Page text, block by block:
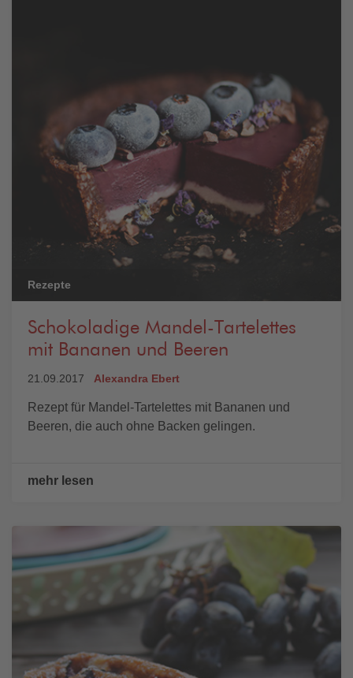
Rezepte
Schokoladige Mandel-Tartelettes
mit Bananen und Beeren
21.09.2017 Alexandra Ebert
Rezept für Mandel-Tartelettes mit Bananen und
Beeren, die auch ohne Backen gelingen.
mehr lesen